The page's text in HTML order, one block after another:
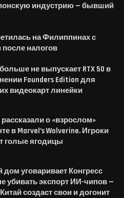
индустрию — бывший
на Филиппинах с
налогов
больше не выпускает RTX 50 в
Founders Edition для
видеокарт линейки
рассказали о «взрослом»
в Marvel’s Wolverine. Игроки
голые ягодицы
уговаривает Конгресс
убивать экспорт ИИ-чипов —
создаст свои и догонит